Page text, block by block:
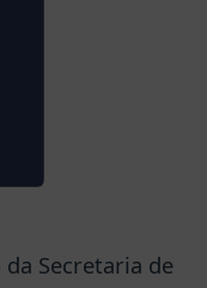
Secretaria de